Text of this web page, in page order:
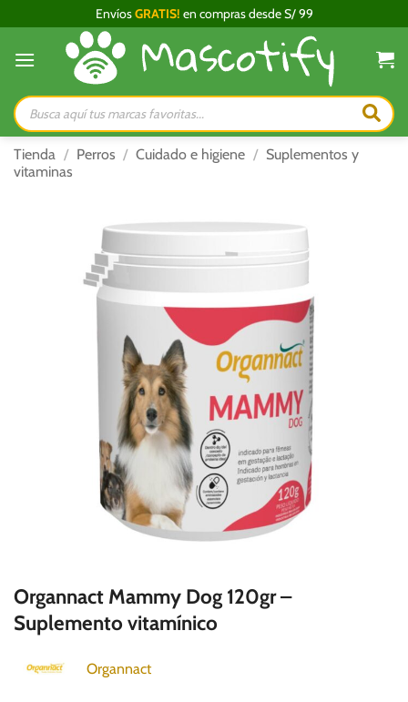
al
contenido
EnvíosGRATIS! en compras desde S/ 99
Búsqueda
de
productos
Tienda / Perros / Cuidado e higiene / Suplementos y
vitaminas
Organnact Mammy Dog 120gr –
Suplemento vitamínico
Organnact